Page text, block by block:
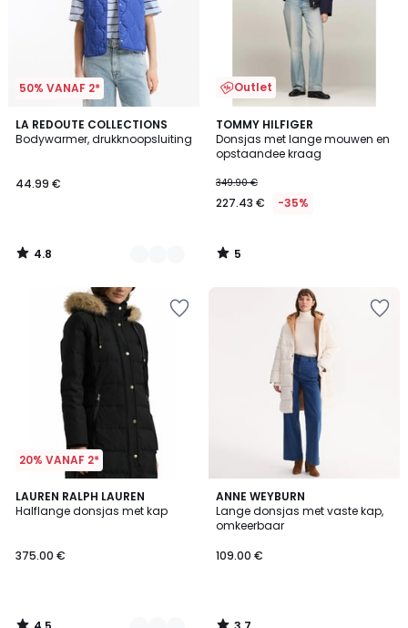
50% VANAF 2*
LA REDOUTE COLLECTIONS
Bodywarmer, drukknoopsluiting
44.99 €
4.8
/ 5
3
Kleuren
4.8
/
Outlet
TOMMY HILFIGER
Donsjas met lange mouwen en
opstaandee kraag
349.90 €
227.43 € -35%
5
/
5
5
/
20% VANAF 2*
LAUREN RALPH LAUREN
Halflange donsjas met kap
375.00 €
4.5
/ 5
2
Kleuren
ANNE WEYBURN
Lange donsjas met vaste kap,
omkeerbaar
109.00 €
3.7
/ 5